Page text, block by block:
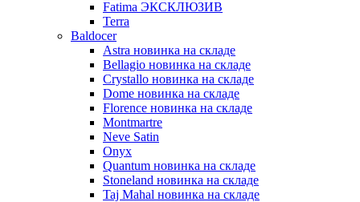
Fatima ЭКСКЛЮЗИВ
Terra
Baldoсer
Astra новинка на складе
Bellagio новинка на складе
Crystallo новинка на складе
Dome новинка на складе
Florence новинка на складе
Montmartre
Neve Satin
Onyx
Quantum новинка на складе
Stoneland новинка на складе
Taj Mahal новинка на складе